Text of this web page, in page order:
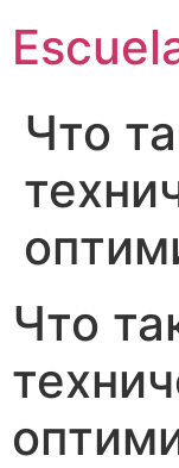
Что
Что